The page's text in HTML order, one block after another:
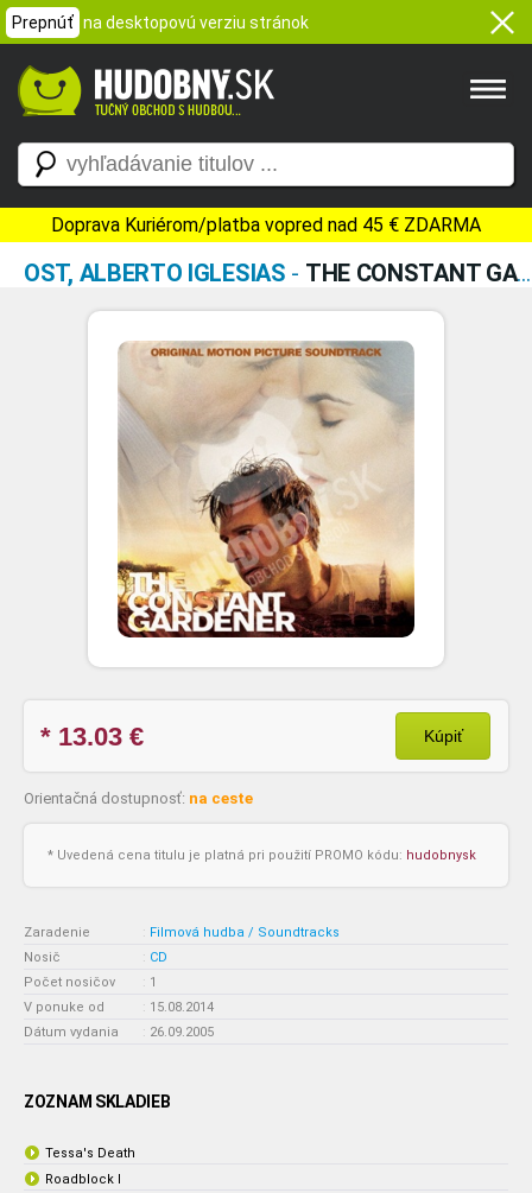
Prepnúť na desktopovú verziu stránok
Doprava Kuriérom/platba vopred nad 45 € ZDARMA
OST, ALBERTO IGLESIAS - THE CONSTANT GARDENER (ORIGINAL MOTION PICTURE SOUNDTRACK)
* 13.03 € Kúpiť
Orientačná dostupnosť: na ceste
* Uvedená cena titulu je platná pri použití PROMO kódu: hudobnysk
Zaradenie : Filmová hudba / Soundtracks
Nosič
: CD
Počet nosičov
: 1
V ponuke od
: 15.08.2014
Dátum vydania
: 26.09.2005
ZOZNAM SKLADIEB
Tessa's Death
Roadblock I